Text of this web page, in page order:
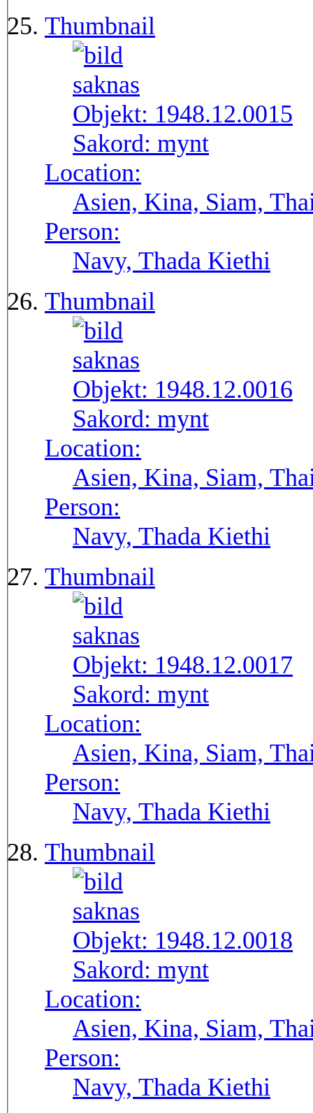
Thumbnail
Objekt: 1948.12.0015
Sakord: mynt
Location:
Asien, Kina, Siam,
Person:
Navy, Thada Kiethi
Thumbnail
Objekt: 1948.12.0016
Sakord: mynt
Location:
Asien, Kina, Siam,
Person:
Navy, Thada Kiethi
Thumbnail
Objekt: 1948.12.0017
Sakord: mynt
Location:
Asien, Kina, Siam,
Person:
Navy, Thada Kiethi
Thumbnail
Objekt: 1948.12.0018
Sakord: mynt
Location:
Asien, Kina, Siam,
Person:
Navy, Thada Kiethi